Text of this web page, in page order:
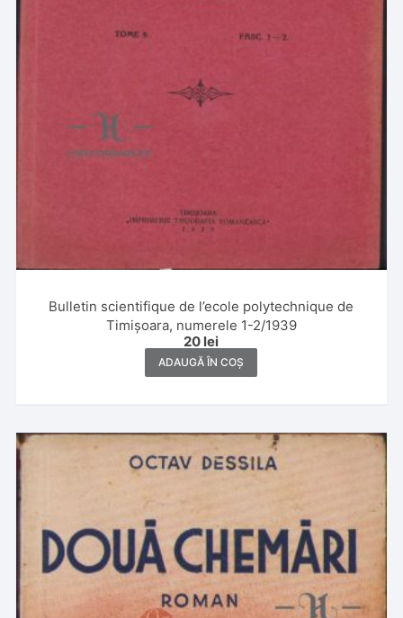
Bulletin scientifique de l’ecole polytechnique de
Timișoara, numerele 1-2/1939
20 lei
ADAUGĂ ÎN COȘ